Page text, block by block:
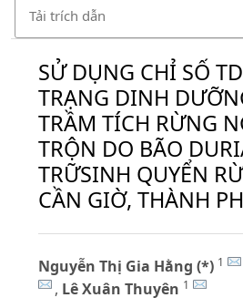
Tải trích dẫn
SỬ DỤNG CHỈ SỐ
TRẠNG DINH
TRẦM TÍCH RỪNG
TRỘN DO BÃO
TRỮSINH QUYỂN
CẦN GIỜ, THÀNH
Nguyễn Thị Gia Hằng (*) 1
, Lê Xuân Thuyên 1